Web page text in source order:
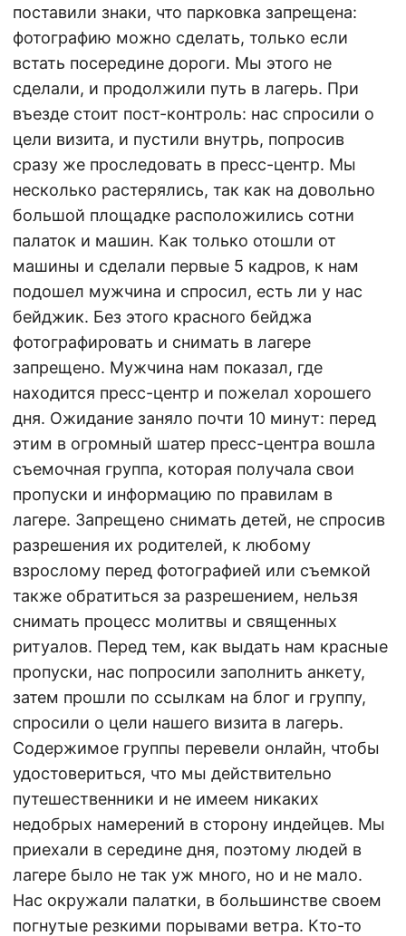
поставили знаки, что парковка запрещена:
фотографию можно сделать, только если
встать посередине дороги. Мы этого не
сделали, и продолжили путь в лагерь. При
въезде стоит пост-контроль: нас спросили о
цели визита, и пустили внутрь, попросив
сразу же проследовать в пресс-центр. Мы
несколько растерялись, так как на довольно
большой площадке расположились сотни
палаток и машин. Как только отошли от
машины и сделали первые 5 кадров, к нам
подошел мужчина и спросил, есть ли у нас
бейджик. Без этого красного бейджа
фотографировать и снимать в лагере
запрещено. Мужчина нам показал, где
находится пресс-центр и пожелал хорошего
дня. Ожидание заняло почти 10 минут: перед
этим в огромный шатер пресс-центра вошла
съемочная группа, которая получала свои
пропуски и информацию по правилам в
лагере. Запрещено снимать детей, не спросив
разрешения их родителей, к любому
взрослому перед фотографией или съемкой
также обратиться за разрешением, нельзя
снимать процесс молитвы и священных
ритуалов. Перед тем, как выдать нам красные
пропуски, нас попросили заполнить анкету,
затем прошли по ссылкам на блог и группу,
спросили о цели нашего визита в лагерь.
Содержимое группы перевели онлайн, чтобы
удостовериться, что мы действительно
путешественники и не имеем никаких
недобрых намерений в сторону индейцев. Мы
приехали в середине дня, поэтому людей в
лагере было не так уж много, но и не мало.
Нас окружали палатки, в большинстве своем
погнутые резкими порывами ветра. Кто-то